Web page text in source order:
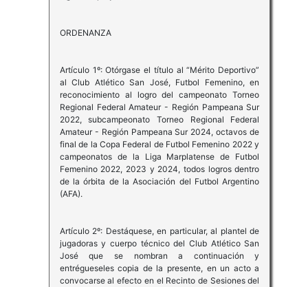
ORDENANZA
Artículo 1º: Otórgase el título al “Mérito Deportivo”
al Club Atlético San José, Futbol Femenino, en
reconocimiento al logro del campeonato Torneo
Regional Federal Amateur - Región Pampeana Sur
2022, subcampeonato Torneo Regional Federal
Amateur - Región Pampeana Sur 2024, octavos de
final de la Copa Federal de Futbol Femenino 2022 y
campeonatos de la Liga Marplatense de Futbol
Femenino 2022, 2023 y 2024, todos logros dentro
de la órbita de la Asociación del Futbol Argentino
(AFA).
Artículo 2º: Destáquese, en particular, al plantel de
jugadoras y cuerpo técnico del Club Atlético San
José que se nombran a continuación y
entrégueseles copia de la presente, en un acto a
convocarse al efecto en el Recinto de Sesiones del